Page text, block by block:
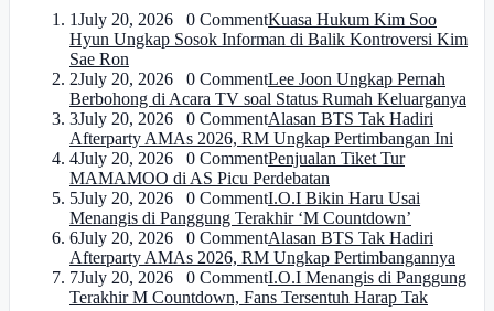
1July 20, 2026 0 CommentKuasa Hukum Kim Soo
Hyun Ungkap Sosok Informan di Balik Kontroversi Kim
Sae Ron
2July 20, 2026 0 CommentLee Joon Ungkap Pernah
Berbohong di Acara TV soal Status Rumah Keluarganya
3July 20, 2026 0 CommentAlasan BTS Tak Hadiri
Afterparty AMAs 2026, RM Ungkap Pertimbangan Ini
4July 20, 2026 0 CommentPenjualan Tiket Tur
MAMAMOO di AS Picu Perdebatan
5July 20, 2026 0 CommentI.O.I Bikin Haru Usai
Menangis di Panggung Terakhir ‘M Countdown’
6July 20, 2026 0 CommentAlasan BTS Tak Hadiri
Afterparty AMAs 2026, RM Ungkap Pertimbangannya
7July 20, 2026 0 CommentI.O.I Menangis di Panggung
Terakhir M Countdown, Fans Tersentuh Harap Tak